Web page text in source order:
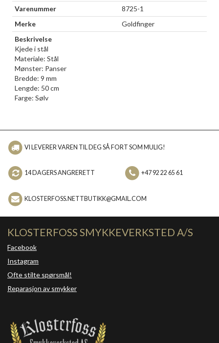
Varenummer
8725-1
Merke
Goldfinger
Beskrivelse
Kjede i stål
Materiale: Stål
Mønster: Panser
Bredde: 9 mm
Lengde: 50 cm
Farge: Sølv
VI LEVERER VAREN TIL DEG SÅ FORT SOM MULIG!
14 DAGERS ANGRERETT +47 92 22 65 61
KLOSTERFOSS.NETTBUTIKK@GMAIL.COM
KLOSTERFOSS SMYKKEVERKSTED A/S
Facebook
Instagram
Ofte stilte spørsmål!
Reparasjon av smykker